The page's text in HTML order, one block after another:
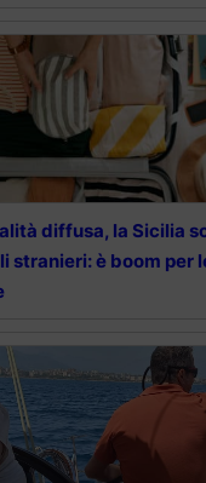
diffusa, la Sicilia
stranieri: è boom per